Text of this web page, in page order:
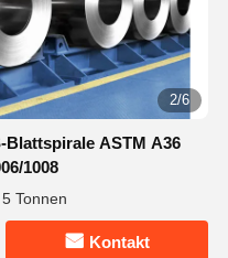
2/6
Blattspirale ASTM A36
1008
Tonnen
Kontakt